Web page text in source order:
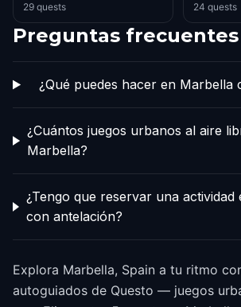
29 quests 24 quests
Preguntas frecuentes
¿Qué puedes hacer en Marbella
¿Cuántos juegos urbanos al aire
Marbella?
¿Tengo que reservar una actividad
con antelación?
Explora Marbella, Spain a tu ritmo
autoguiados de Questo — juegos